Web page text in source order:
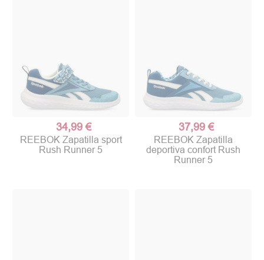
34,99 €
REEBOK Zapatilla sport
Rush Runner 5
37,99 €
REEBOK Zapatilla
deportiva confort Rush
Runner 5